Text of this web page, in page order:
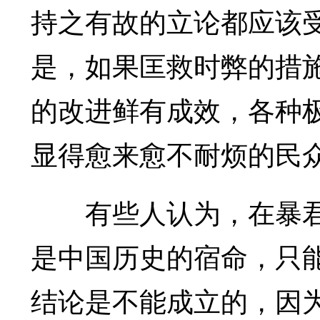
持之有故的立论都应该
是，如果匡救时弊的措
的改进鲜有成效，各种
显得愈来愈不耐烦的民
有些人认为，在暴
是中国历史的宿命，只
结论是不能成立的，因